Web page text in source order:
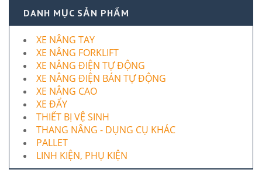
DANH MỤC SẢN PHẨM
XE NÂNG TAY
XE NÂNG FORKLIFT
XE NÂNG ĐIỆN TỰ ĐỘNG
XE NÂNG ĐIỆN BÁN TỰ ĐỘNG
XE NÂNG CAO
XE ĐẨY
THIẾT BỊ VỆ SINH
THANG NÂNG - DỤNG CỤ KHÁC
PALLET
LINH KIỆN, PHỤ KIỆN